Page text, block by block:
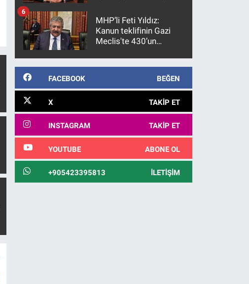
MHP’li Feti Yıldız:
Kanun teklifinin Gazi
Meclis'te 430’un
kanunlaşacağı
6
FACEBOOK BEĞEN
X TAKIP ET
INSTAGRAM TAKIP ET
YOUTUBE ABONE OL
+905423395813 İLETIŞIM